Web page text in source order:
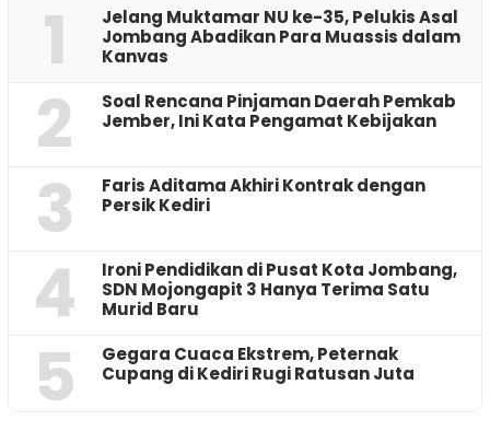
1
Jelang Muktamar NU ke-35, Pelukis Asal
Jombang Abadikan Para Muassis dalam
Kanvas
2
‎Soal Rencana Pinjaman Daerah Pemkab
Jember, Ini Kata Pengamat Kebijakan ‎
3
Faris Aditama Akhiri Kontrak dengan
Persik Kediri
4
Ironi Pendidikan di Pusat Kota Jombang,
SDN Mojongapit 3 Hanya Terima Satu
Murid Baru
5
‎Gegara Cuaca Ekstrem, Peternak
Cupang di Kediri Rugi Ratusan Juta